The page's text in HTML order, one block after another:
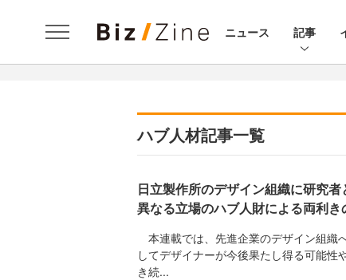
ニュース 記事
ハブ人材記事一覧
日立製作所のデザイン組織に研究
異なる立場のハブ人財による両利き
本連載では、先進企業のデザイン組織
してデザイナーが今後果たし得る可能性
き続...